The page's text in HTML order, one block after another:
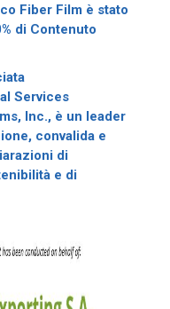
Fiber Film è stato
di Contenuto
Services
Inc., è un leader
convalida e
di
e di